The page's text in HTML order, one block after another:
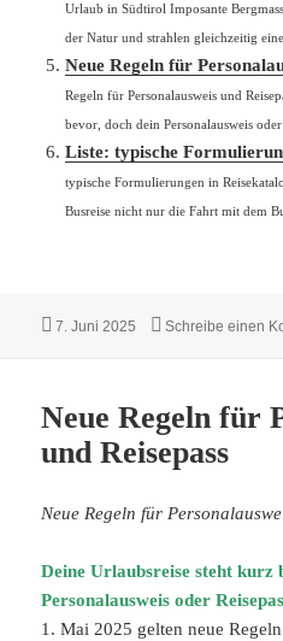
Urlaub in Südtirol Imposante
der Natur und strahlen gleichzeitig
Neue Regeln für
Regeln für Personalausweis und
bevor, doch dein Personalausweis oder
Liste: typische
typische Formulierungen in
Busreise nicht nur die Fahrt mit dem
Veröffentlicht
7. Juni 2025 Schreibe einen
Neue Regeln für
und Reisepass
Neue Regeln für
Deine Urlaubsreise steht kurz
Personalausweis oder
1. Mai 2025 gelten neue